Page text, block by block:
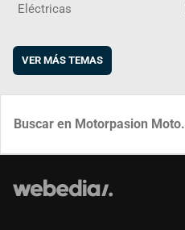
Eléctricas
VER MÁS TEMAS